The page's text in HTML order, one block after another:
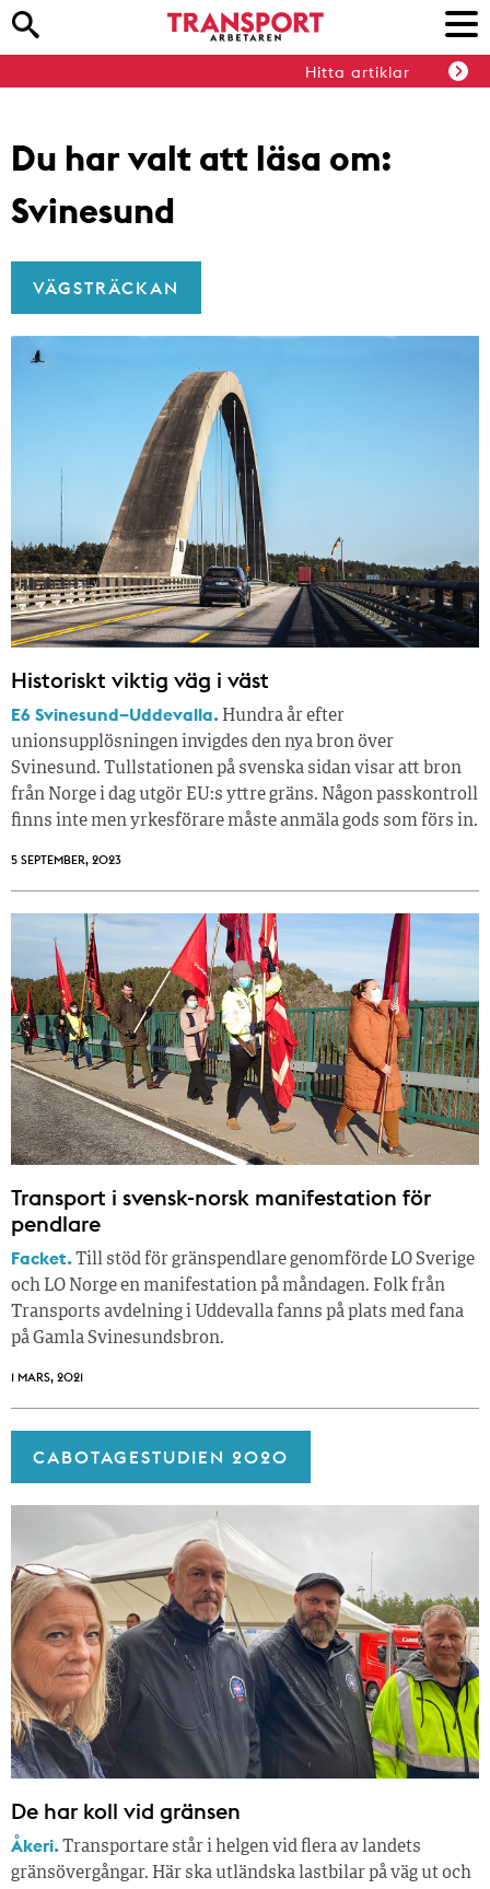
Hitta artiklar
Du har valt att läsa om:
Svinesund
VÄGSTRÄCKAN
Historiskt viktig väg i väst
E6 Svinesund–Uddevalla. Hundra år efter
unionsupplösningen invigdes den nya bron över
Svinesund. Tullstationen på svenska sidan visar att bron
från Norge i dag utgör EU:s yttre gräns. Någon passkontroll
finns inte men yrkesförare måste anmäla gods som förs in.
5 SEPTEMBER, 2023
Transport i svensk-norsk manifestation för
pendlare
Facket.Till stöd för gränspendlare genomförde LO Sverige
och LO Norge en manifestation på måndagen. Folk från
Transports avdelning i Uddevalla fanns på plats med fana
på Gamla Svinesundsbron.
1 MARS, 2021
CABOTAGESTUDIEN 2020
De har koll vid gränsen
Åkeri.Transportare står i helgen vid flera av landets
gränsövergångar. Här ska utländska lastbilar på väg ut och